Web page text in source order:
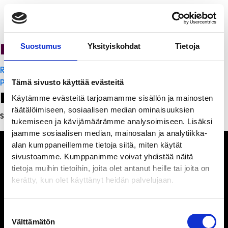
Suostumus Yksityiskohdat Tietoja
Tämä sivusto käyttää evästeitä
Käytämme evästeitä tarjoamamme sisällön ja mainosten
räätälöimiseen, sosiaalisen median ominaisuuksien
tukemiseen ja kävijämäärämme analysoimiseen. Lisäksi
jaamme sosiaalisen median, mainosalan ja analytiikka-
alan kumppaneillemme tietoja siitä, miten käytät
sivustoamme. Kumppanimme voivat yhdistää näitä
tietoja muihin tietoihin, joita olet antanut heille tai joita on
kerätty, kun olet käyttänyt heidän palvelujaan.
valinta
Välttämätön
PanchoVilla
Artikkelien
selaus
Ristorante Momento
PanchoVilla
Leave a Reply
Sinun täytyy kirjautua sisään